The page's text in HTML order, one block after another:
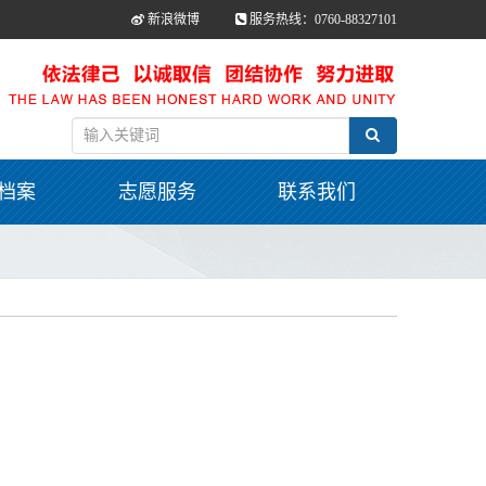
新浪微博 服务热线：0760-88327101
案 志愿服务 联系我们